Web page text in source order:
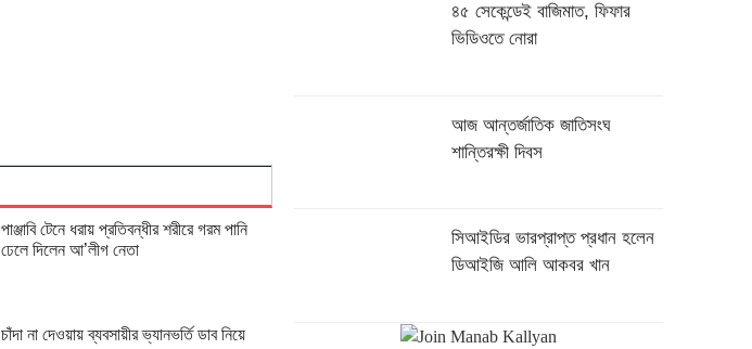
পাঞ্জাবি টেনে ধরায় প্রতিবন্ধীর শরীরে গরম পানি
ঢেলে দিলেন আ’লীগ নেতা
চাঁদা না দেওয়ায় ব্যবসায়ীর ভ্যানভর্তি ডাব নিয়ে
৪৫ সেকেন্ডেই বাজিমাত, ফিফার
ভিডিওতে নোরা
আজ আন্তর্জাতিক জাতিসংঘ
শান্তিরক্ষী দিবস
সিআইডির ভারপ্রাপ্ত প্রধান হলেন
ডিআইজি আলি আকবর খান